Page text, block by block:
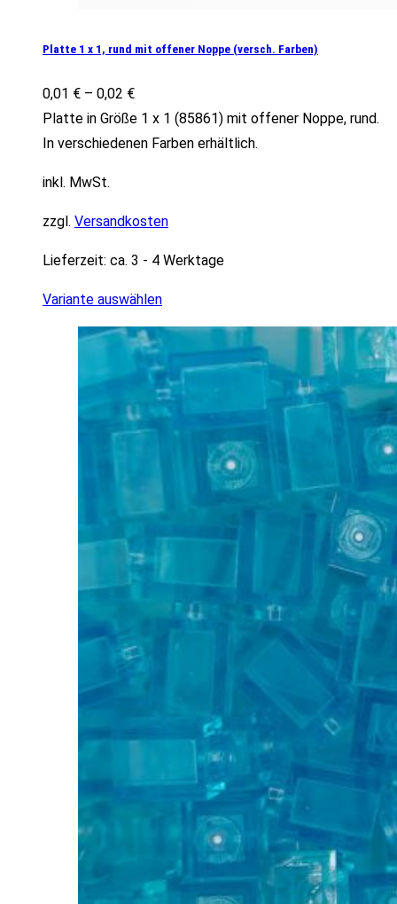
Platte 1 x 1, rund mit offener Noppe (versch. Farben)
0,01 € – 0,02 €
Platte in Größe 1 x 1 (85861) mit offener Noppe, rund.
In verschiedenen Farben erhältlich.
inkl. MwSt.
zzgl. Versandkosten
Lieferzeit: ca. 3 - 4 Werktage
Variante auswählen